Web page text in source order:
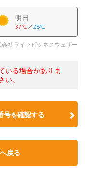
明日
37℃／28℃
社ライフビジネスウェザー
いる場合がありま
。
号を確認する
戻る